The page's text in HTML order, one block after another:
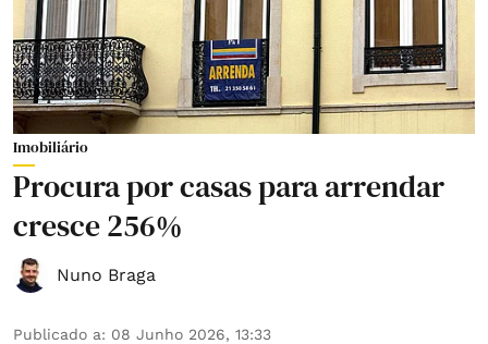
Imobiliário
Procura por casas para arrendar
cresce 256%
Nuno Braga
Publicado a: 08 Junho 2026, 13:33